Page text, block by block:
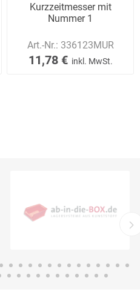
Kurzzeitmesser mit
Nummer 1
Art.-Nr.: 336123MUR
11,78 € inkl. MwSt.